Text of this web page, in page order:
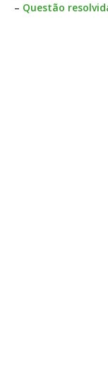
– Questão